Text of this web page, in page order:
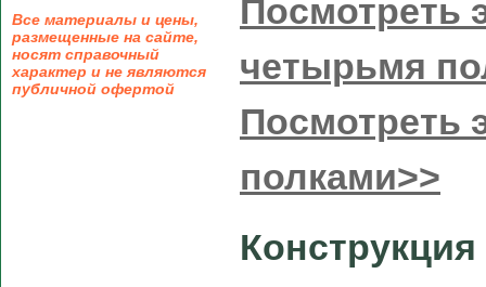
Все материалы и цены,
размещенные на сайте,
носят справочный
характер и не являются
публичной офертой
Посмотреть
четырьмя
Посмотреть
полками>>
Конструкция